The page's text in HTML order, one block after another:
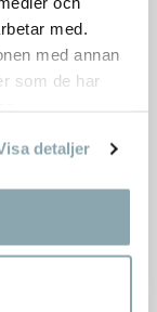
med.
med annan
som de har
detaljer
3 st.
mm